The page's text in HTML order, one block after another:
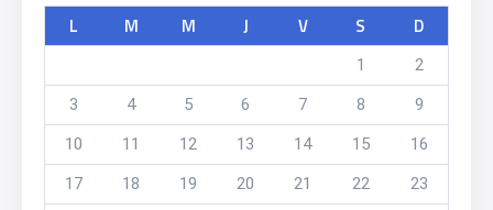
L M M J V S D
1
2
3
4 5 6 7 8
9
10
11 12 13 14 15
16
17
18 19 20 21 22
23